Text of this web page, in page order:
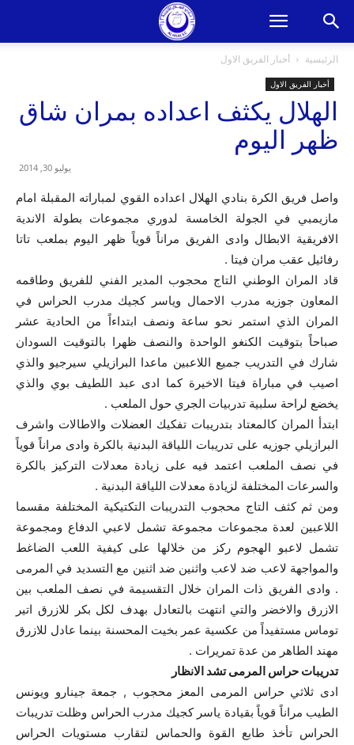
الرئيسية أخبار الفريق الاول
أخبار الفريق الاول
الهلال يكثف اعداده بمران شاق
ظهر اليوم
يوليو 30, 2014
واصل فريق الكرة بنادي الهلال اعداده القوي لمباراته المقبلة امام
مازيمبي في الجولة الخامسة لدوري مجموعات بطولة الاندية
الافريقية الابطال وادى الفريق مراناً قوياً ظهر اليوم بملعب تاتا
رفائيل عقب مران فيتا .
قاد المران الوطني التاج محجوب المدير الفني للفريق وطاقمه
المعاون جوزيه مدرب الاحمال وياسر كجيك مدرب الحراس في
المران الذي استمر نحو ساعة ونصف ابتداءاً من الحادية عشر
صباحاً بتوقيت الكنغو الواحدة والنصف ظهرا بالتوقيت السودان
شارك في التدريب جميع اللاعبين ماعدا البرازيلي سيرجيو والذي
اصيب في مباراة فيتا الاخيرة كما ادى عبد اللطيف بوي والذي
يخضع لراحة سلبية تدربيات الجري حول الملعب .
ابتدأ المران كالمعتاد بتدريبات تفكيك العضلات والاطالات واشرف
البرازيلي جوزيه على تدريبات اللياقة البدنية بالكرة وادى مراناً قوياً
في نصف الملعب اعتمد فيه على زيادة معدلات التركيز بالكرة
والسرعات المختلفة لزيادة معدلات اللياقة البدنية .
ومن ثم كثف التاج محجوب التدريبات التكتيكية المختلفة مقسما
اللاعبين لعدة مجموعات مجموعة تشمل لاعبي الدفاع ومجموعة
تشمل لاعبو الهجوم ركز من خلالها على كيفية اللعب الضاغط
والمواجهة لاعب ضد لاعب واثنين ضد اثنين مع التسديد في المرمى
. وادى الفريق ذات المران خلال التقسيمة في نصف الملعب بين
الازرق والاخضر والتي انتهت بالتعادل بهدف لكل بكر للازرق اتير
توماس مستفيداً من عكسية عمر بخيت المحسنة بينما عادل للازرق
مهند الطاهر من عدة تمريرات .
تدريبات حراس المرمى تشد الانظار
ادى ثلاثي حراس المرمى المعز محجوب , جمعة جينارو ويونس
الطيب مراناً قوياً بقيادة ياسر كجيك مدرب الحراس وظلت تدريبات
الحراس تأخذ طابع القوة والحماس لتقارب مستويات الحراس